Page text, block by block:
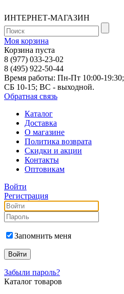
ИНТЕРНЕТ-МАГАЗИН
Моя корзина
Корзина пуста
8 (977) 033-23-02
8 (495) 922-50-44
Время работы: Пн-Пт 10:00-19:30;
СБ 10-15; ВС - выходной.
Обратная связь
Каталог
Доставка
О магазине
Политика возврата
Скидки и акции
Контакты
Оптовикам
Войти
Регистрация
Запомнить меня
Забыли пароль?
Каталог товаров